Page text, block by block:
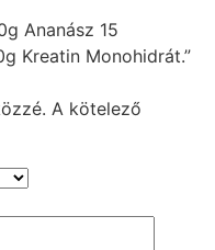
Ananász 15
Kreatin Monohidrát.”
A kötelező